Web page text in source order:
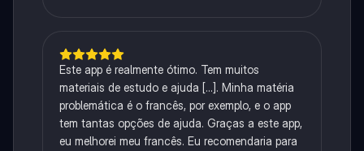
Este app é realmente ótimo. Tem muitos
materiais de estudo e ajuda [...]. Minha matéria
problemática é o francês, por exemplo, e o app
tem tantas opções de ajuda. Graças a este app,
eu melhorei meu francês. Eu recomendaria para